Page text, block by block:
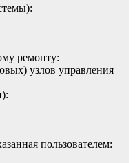
ремонту:
узлов управления
пользователем: